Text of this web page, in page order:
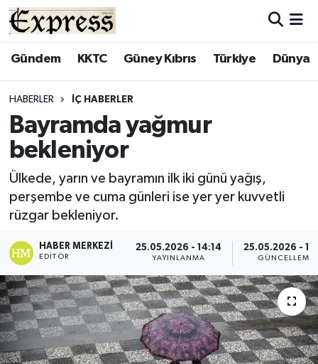
Gündem KKTC Güney Kıbrıs Türkiye Dünya
HABERLER İÇ HABERLER
Bayramda yağmur
bekleniyor
Ülkede, yarın ve bayramın ilk iki günü yağış,
perşembe ve cuma günleri ise yer yer kuvvetli
rüzgar bekleniyor.
HABER MERKEZI
EDITÖR
25.05.2026 - 14:14
YAYINLANMA
25.05.2026 -
GÜNCELLEME
ALAYKÖY
BİLİM
ÇATALKÖY
DÜNYA
ENGLISH
ESENTEPE
Hava Durumu
Süper Lig Puan Durumu ve Fikstür
Tüm Manşetler
Son Dakika Haberleri